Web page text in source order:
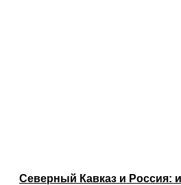
Северный Кавказ и Россия: